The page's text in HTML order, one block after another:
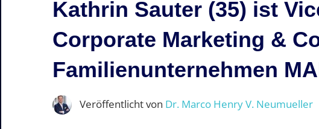
Kathrin Sauter (35) ist
Corporate Marketing &
Familienunternehmen
Veröffentlicht von Dr. Marco Henry V. Neumueller